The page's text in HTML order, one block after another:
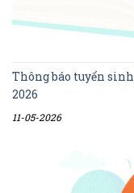
Thông báo tuyển
2026
11-05-2026